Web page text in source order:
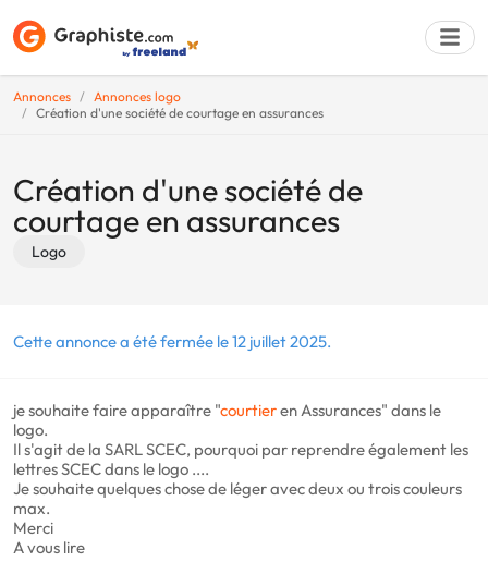
Annonces
Annonces logo
Création d'une société de courtage en assurances
Création d'une société de
courtage en assurances
Logo
Cette annonce a été fermée le 12 juillet 2025.
je souhaite faire apparaître "courtieren Assurances" dans le
logo.
Il s'agit de la SARL SCEC, pourquoi par reprendre également les
lettres SCEC dans le logo ....
Je souhaite quelques chose de léger avec deux ou trois couleurs
max.
Merci
A vous lire